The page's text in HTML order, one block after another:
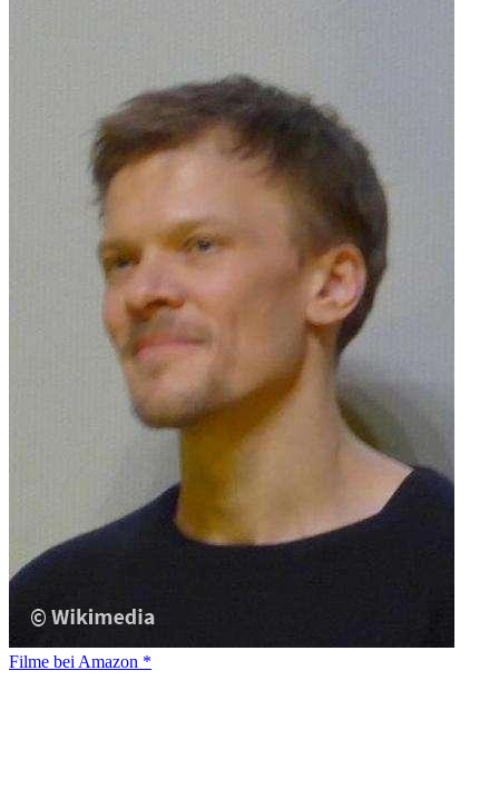
Filme bei Amazon *